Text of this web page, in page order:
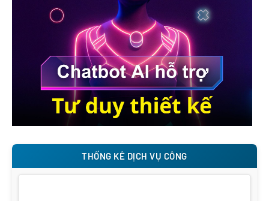
THỐNG KÊ DỊCH VỤ CÔNG